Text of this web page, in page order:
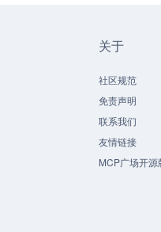
关于
社区规范
免责声明
联系我们
友情链接
MCP广场开源